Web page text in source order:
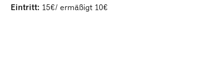
Eintritt: 15€/ ermäßigt 10€